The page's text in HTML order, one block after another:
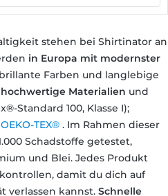
stehen bei Shirtinator an
in Europa mit modernster
Farben und langlebige
hochwertige Materialien und
Standard 100, Klasse I);
TEX® . Im Rahmen dieser
Schadstoffe getestet,
und Blei. Jedes Produkt
damit du dich auf
verlassen kannst. Schnelle